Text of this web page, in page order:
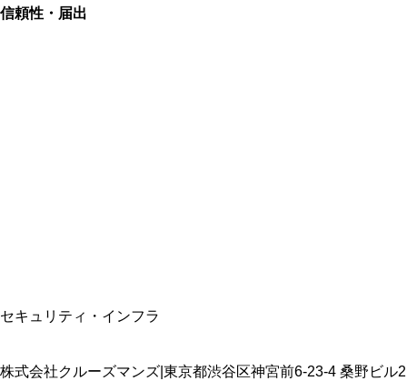
信頼性・届出
セキュリティ・インフラ
株式会社クルーズマンズ 東京都渋谷区神宮前6-23-4 桑野ビル2